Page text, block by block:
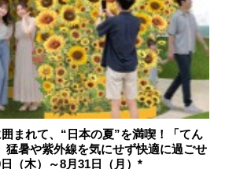
まれて、“日本の夏”を満喫！「てん
猛暑や紫外線を気にせず快適に過ごせ
（木）～8月31日（月）*